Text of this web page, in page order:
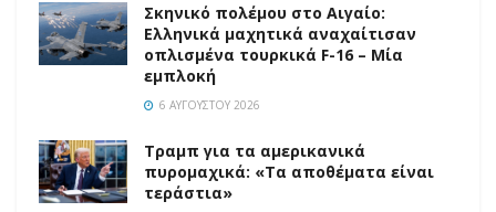
Σκηνικό πολέμου στο Αιγαίο:
Ελληνικά μαχητικά αναχαίτισαν
οπλισμένα τουρκικά F-16 – Μία
εμπλοκή
6 ΑΥΓΟΎΣΤΟΥ 2026
Τραμπ για τα αμερικανικά
πυρομαχικά: «Τα αποθέματα είναι
τεράστια»